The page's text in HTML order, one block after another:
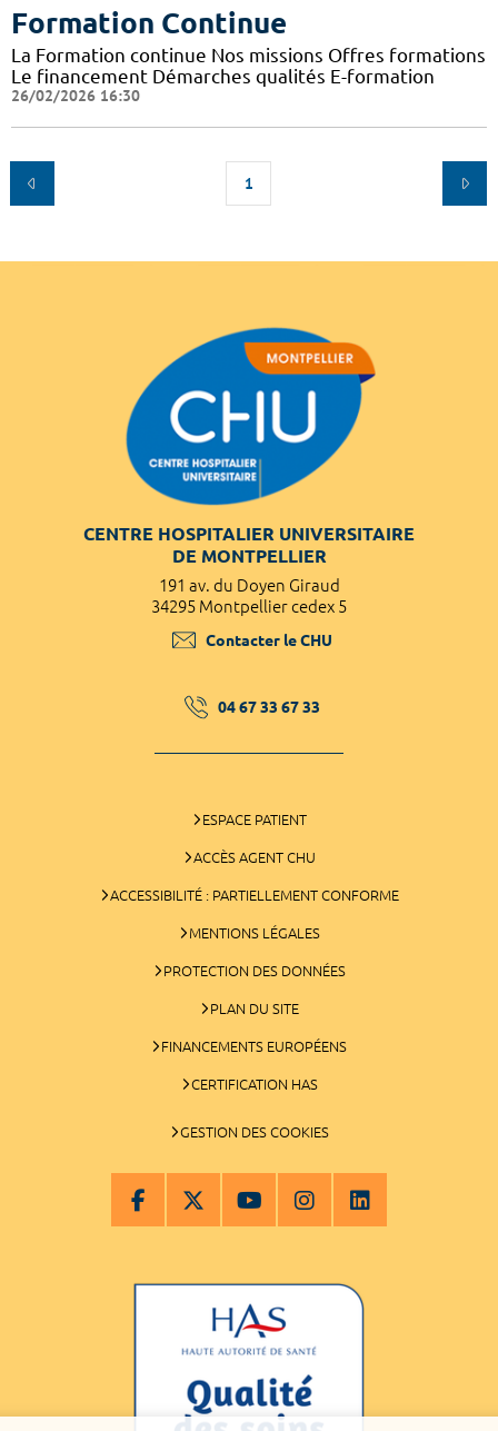
Formation Continue
La Formation continue Nos missions Offres formations
Le financement Démarches qualités E-formation
26/02/2026 16:30
1
CENTRE HOSPITALIER UNIVERSITAIRE
DE MONTPELLIER
191 av. du Doyen Giraud
34295 Montpellier cedex 5
Contacter le CHU
04 67 33 67 33
ESPACE PATIENT
ACCÈS AGENT CHU
ACCESSIBILITÉ : PARTIELLEMENT CONFORME
MENTIONS LÉGALES
PROTECTION DES DONNÉES
PLAN DU SITE
FINANCEMENTS EUROPÉENS
CERTIFICATION HAS
GESTION DES COOKIES